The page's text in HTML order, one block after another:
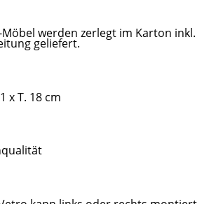
Möbel werden zerlegt im Karton inkl.
geliefert.
x T. 18 cm